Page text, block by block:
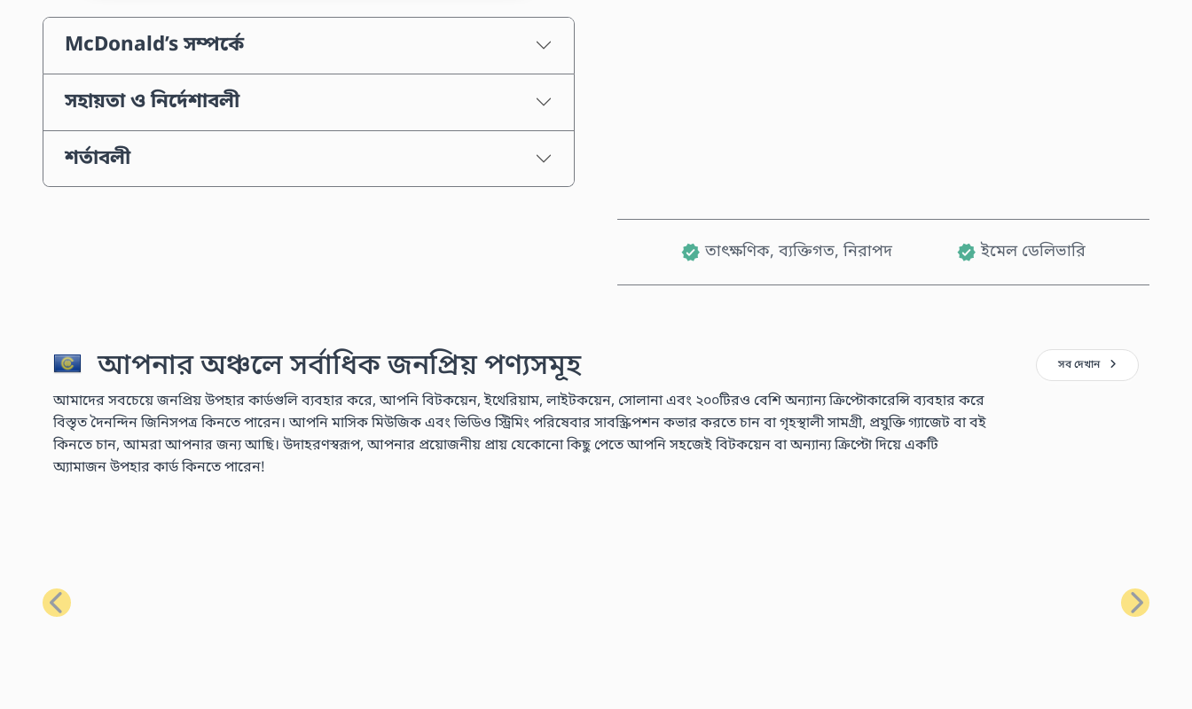
McDonald’s সম্পর্কে
সহায়তা ও নির্দেশাবলী
শর্তাবলী
তাৎক্ষণিক, ব্যক্তিগত, নিরাপদ ইমেল ডেলিভারি
আপনার অঞ্চলে সর্বাধিক জনপ্রিয় পণ্যসমূহ
আমাদের সবচেয়ে জনপ্রিয় উপহার কার্ডগুলি ব্যবহার করে, আপনি বিটকয়েন, ইথেরিয়াম, লাইটকয়েন, সোলানা এবং ২০০টিরও বেশি অন্যান্য ক্রিপ্টোকারেন্সি ব্যবহার করে
বিস্তৃত দৈনন্দিন জিনিসপত্র কিনতে পারেন। আপনি মাসিক মিউজিক এবং ভিডিও স্ট্রিমিং পরিষেবার সাবস্ক্রিপশন কভার করতে চান বা গৃহস্থালী সামগ্রী, প্রযুক্তি গ্যাজেট বা বই
কিনতে চান, আমরা আপনার জন্য আছি। উদাহরণস্বরূপ, আপনার প্রয়োজনীয় প্রায় যেকোনো কিছু পেতে আপনি সহজেই বিটকয়েন বা অন্যান্য ক্রিপ্টো দিয়ে একটি
অ্যামাজন উপহার কার্ড কিনতে পারেন!
সব দেখান
পূর্ববর্তী পরবর্তী